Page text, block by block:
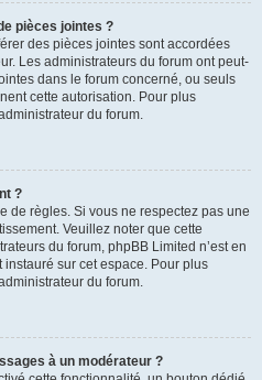
pièces jointes ?
des pièces jointes sont accordées
Les administrateurs du forum ont peut-
dans le forum concerné, ou seuls
cette autorisation. Pour plus
du forum.
?
de règles. Si vous ne respectez pas une
Veuillez noter que cette
du forum, phpBB Limited n’est en
sur cet espace. Pour plus
du forum.
à un modérateur ?